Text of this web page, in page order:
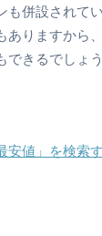
も併設されて
ありますから
きるでしょう
安値」を検索